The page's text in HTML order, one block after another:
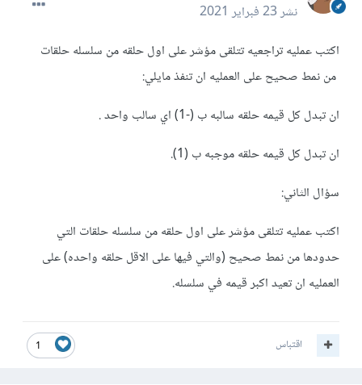
نشر23 فبراير 2021
اكتب عمليه تراجعيه تتلقى مؤشر على اول حلقه من سلسله حلقات
من نمط صحيح على العمليه ان تنفذ مايلي:
ان تبدل كل قيمه حلقه سالبه ب (-1) اي سالب واحد .
ان تبدل كل قيمه حلقه موجبه ب (1).
سؤال الثاني:
اكتب عمليه تتلقى مؤشر على اول حلقه من سلسله حلقات التي
حدودها من نمط صحيح (والتي فيها على الاقل حلقه واحده) على
العمليه ان تعيد اكبر قيمه في سلسله.
1 اقتباس